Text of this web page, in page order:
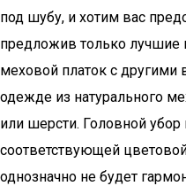
под шубу, и хотим вас
предложив только лучшие
меховой платок с
одежде из натурального
или шерсти. Головной убор
соответствующей
однозначно не будет